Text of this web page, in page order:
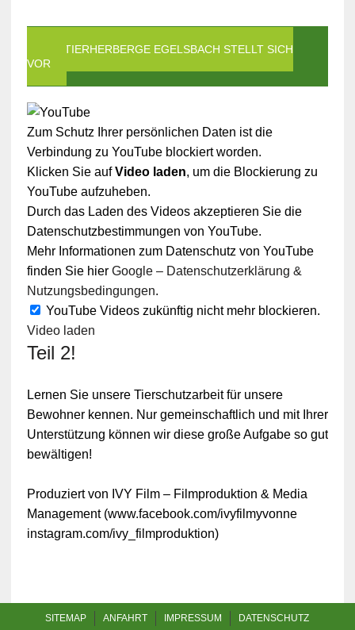
DIE TIERHERBERGE EGELSBACH STELLT SICH
VOR
Zum Schutz Ihrer persönlichen Daten ist die
Verbindung zu YouTube blockiert worden.
Klicken Sie aufVideo laden, um die Blockierung zu
YouTube aufzuheben.
Durch das Laden des Videos akzeptieren Sie die
Datenschutzbestimmungen von YouTube.
Mehr Informationen zum Datenschutz von YouTube
finden Sie hier Google – Datenschutzerklärung &
Nutzungsbedingungen.
YouTube Videos zukünftig nicht mehr blockieren.
Video laden
Teil 2!
Lernen Sie unsere Tierschutzarbeit für unsere
Bewohner kennen. Nur gemeinschaftlich und mit Ihrer
Unterstützung können wir diese große Aufgabe so gut
bewältigen!
Produziert von IVY Film – Filmproduktion & Media
Management (www.facebook.com/ivyfilmyvonne
instagram.com/ivy_filmproduktion)
SITEMAP ANFAHRT IMPRESSUM DATENSCHUTZ